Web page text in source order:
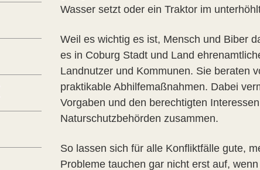
Wasser setzt oder ein Traktor im
Weil es wichtig es ist, Mensch und Biber
es in Coburg Stadt und Land
Landnutzer und Kommunen. Sie beraten
praktikable Abhilfemaßnahmen. Dabei
Vorgaben und den berechtigten
Naturschutzbehörden zusammen.
So lassen sich für alle Konfliktfälle gute,
Probleme tauchen gar nicht erst auf,